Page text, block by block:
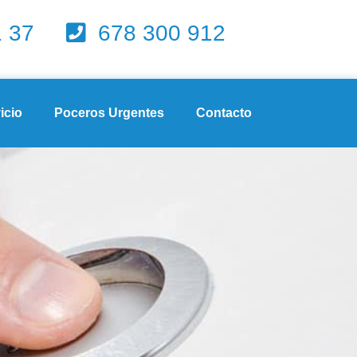
37 678 300 912
Poceros Urgentes Contacto